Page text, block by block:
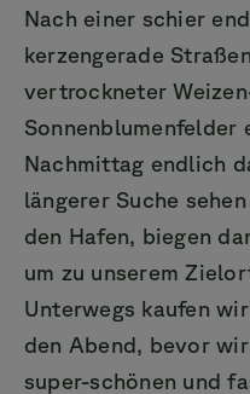
Nach einer schier
kerzengerade
vertrockneter
Sonnenblumenfelder
Nachmittag endlich
längerer Suche
den Hafen, biegen
um zu unserem
Unterwegs kaufen
den Abend, bevor
super-schönen und